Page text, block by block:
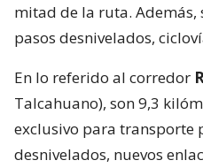
mitad de la ruta.
pasos desnivelados,
En lo referido al corredor
Talcahuano), son 9,3
exclusivo para transporte
desnivelados, nuevos